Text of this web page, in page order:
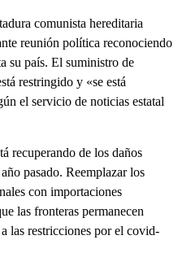
comunista hereditaria
reunión política reconociendo
su país. El suministro de
restringido y «se está
el servicio de noticias estatal
recuperando de los daños
pasado. Reemplazar los
con importaciones
las fronteras permanecen
las restricciones por el covid-